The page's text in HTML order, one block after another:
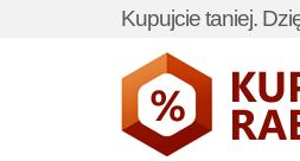
Kupujcie taniej.